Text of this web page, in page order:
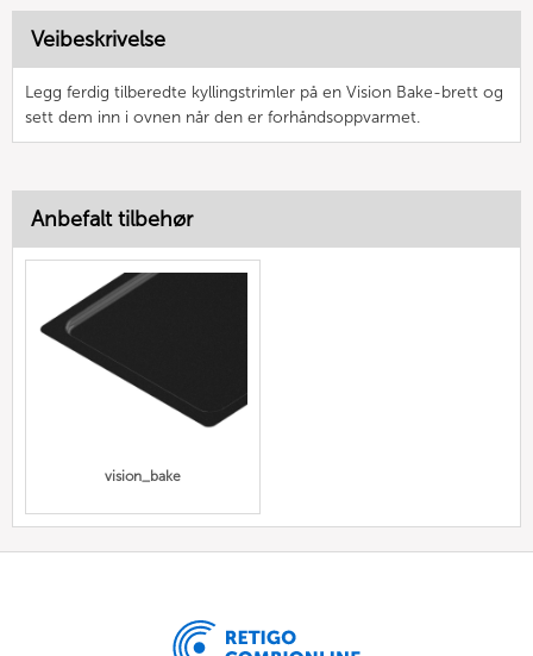
Veibeskrivelse
Legg ferdig tilberedte kyllingstrimler på en Vision Bake-brett og
sett dem inn i ovnen når den er forhåndsoppvarmet.
Anbefalt tilbehør
vision_bake